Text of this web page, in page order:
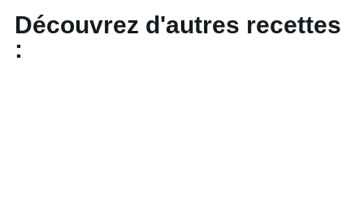
Découvrez d'autres recettes
: